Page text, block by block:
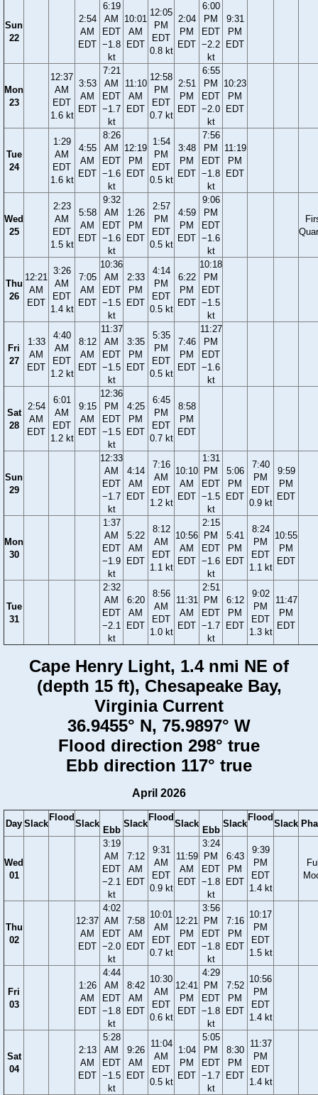
Sun
22
2:54
AM
EDT
6:19
AM
EDT
−1.8
kt
10:01
AM
EDT
12:05
PM
EDT
0.8 kt
2:04
PM
EDT
6:00
PM
EDT
−2.2
kt
9:31
PM
EDT
Mon
23
12:37
AM
EDT
1.6 kt
3:53
AM
EDT
7:21
AM
EDT
−1.7
kt
11:10
AM
EDT
12:58
PM
EDT
0.7 kt
2:51
PM
EDT
6:55
PM
EDT
−2.0
kt
10:23
PM
EDT
Tue
24
1:29
AM
EDT
1.6 kt
4:55
AM
EDT
8:26
AM
EDT
−1.6
kt
12:19
PM
EDT
1:54
PM
EDT
0.5 kt
3:48
PM
EDT
7:56
PM
EDT
−1.8
kt
11:19
PM
EDT
Wed
25
2:23
AM
EDT
1.5 kt
5:58
AM
EDT
9:32
AM
EDT
−1.6
kt
1:26
PM
EDT
2:57
PM
EDT
0.5 kt
4:59
PM
EDT
9:06
PM
EDT
−1.6
kt
Thu
26
12:21
AM
EDT
3:26
AM
EDT
1.4 kt
7:05
AM
EDT
10:36
AM
EDT
−1.5
kt
2:33
PM
EDT
4:14
PM
EDT
0.5 kt
6:22
PM
EDT
10:18
PM
EDT
−1.5
kt
Fri
27
1:33
AM
EDT
4:40
AM
EDT
1.2 kt
8:12
AM
EDT
11:37
AM
EDT
−1.5
kt
3:35
PM
EDT
5:35
PM
EDT
0.5 kt
7:46
PM
EDT
11:27
PM
EDT
−1.6
kt
Sat
28
2:54
AM
EDT
6:01
AM
EDT
1.2 kt
9:15
AM
EDT
12:36
PM
EDT
−1.5
kt
4:25
PM
EDT
6:45
PM
EDT
0.7 kt
8:58
PM
EDT
Sun
29
12:33
AM
EDT
−1.7
kt
4:14
AM
EDT
7:16
AM
EDT
1.2 kt
10:10
AM
EDT
1:31
PM
EDT
−1.5
kt
5:06
PM
EDT
7:40
PM
EDT
0.9 kt
9:59
PM
EDT
Mon
30
1:37
AM
EDT
−1.9
kt
5:22
AM
EDT
8:12
AM
EDT
1.1 kt
10:56
AM
EDT
2:15
PM
EDT
−1.6
kt
5:41
PM
EDT
8:24
PM
EDT
1.1 kt
10:55
PM
EDT
Tue
31
2:32
AM
EDT
−2.1
kt
6:20
AM
EDT
8:56
AM
EDT
1.0 kt
11:31
AM
EDT
2:51
PM
EDT
−1.7
kt
6:12
PM
EDT
9:02
PM
EDT
1.3 kt
11:47
PM
EDT
Cape Henry Light, 1.4 nmi NE of
(depth 15 ft), Chesapeake Bay,
Virginia Current
36.9455° N, 75.9897° W
Flood direction 298° true
Ebb direction 117° true
April 2026
Day Slack
Flood
Slack
Ebb
Slack
Flood
Slack
Ebb
Slack
Flood
Slack
Wed
01
3:19
AM
EDT
−2.1
kt
7:12
AM
EDT
9:31
AM
EDT
0.9 kt
11:59
AM
EDT
3:24
PM
EDT
−1.8
kt
6:43
PM
EDT
9:39
PM
EDT
1.4 kt
Thu
02
12:37
AM
EDT
4:02
AM
EDT
−2.0
kt
7:58
AM
EDT
10:01
AM
EDT
0.7 kt
12:21
PM
EDT
3:56
PM
EDT
−1.8
kt
7:16
PM
EDT
10:17
PM
EDT
1.5 kt
Fri
03
1:26
AM
EDT
4:44
AM
EDT
−1.8
kt
8:42
AM
EDT
10:30
AM
EDT
0.6 kt
12:41
PM
EDT
4:29
PM
EDT
−1.8
kt
7:52
PM
EDT
10:56
PM
EDT
1.4 kt
Sat
04
2:13
AM
EDT
5:28
AM
EDT
−1.5
kt
9:26
AM
EDT
11:04
AM
EDT
0.5 kt
1:04
PM
EDT
5:05
PM
EDT
−1.7
kt
8:30
PM
EDT
11:37
PM
EDT
1.4 kt